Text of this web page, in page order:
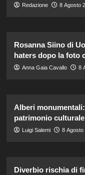
Redazione 8 Agosto
Rosanna Siino di
haters dopo la foto
Anna Gaia Cavallo 8
Alberi
patrimonio
Luigi Salemi 8 Agosto
Diverbio rischia di